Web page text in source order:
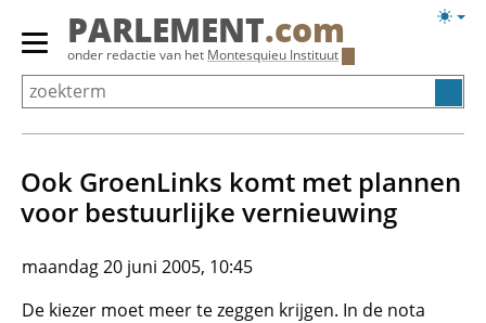
Overslaan
Primair
menu
tonen/verbergen
PARLEMENT.com
onder redactie van het Montesquieu Instituut
Ook GroenLinks komt met plannen
voor bestuurlijke vernieuwing
maandag 20 juni 2005, 10:45
De kiezer moet meer te zeggen krijgen. In de nota